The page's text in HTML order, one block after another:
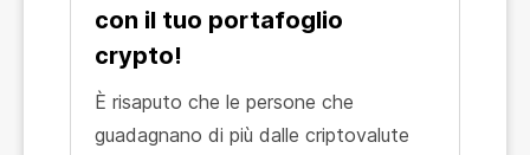
con il tuo portafoglio
crypto!
È risaputo che le persone che
guadagnano di più dalle criptovalute